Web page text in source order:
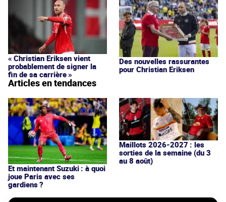
« Christian Eriksen vient
probablement de signer la
fin de sa carrière »
Des nouvelles rassurantes
pour Christian Eriksen
Articles en tendances
Et maintenant Suzuki : à quoi
joue Paris avec ses
gardiens ?
Maillots 2026-2027 : les
sorties de la semaine (du 3
au 8 août)